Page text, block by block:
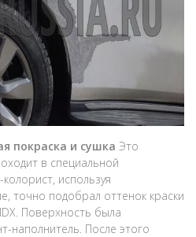
покраска и сушка Это
в специальной
используя
точно подобрал оттенок краски
Поверхность была
наполнитель. После этого